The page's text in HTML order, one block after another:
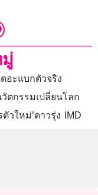
อะแบกตัวจริง
ตกรรมเปลี่ยนโลก
วใหม่’ดาวรุ่ง IMD